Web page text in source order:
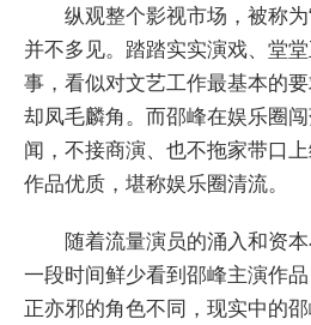
纵观整个影视市场，被称为
并不多见。踏踏实实演戏、堂
事，看似对文艺工作最基本的
却凤毛麟角。而邵峰在娱乐圈
闻，不接商演、也不拖家带口
作品优质，堪称娱乐圈清流。
随着流量演员的涌入和资
一段时间鲜少看到邵峰主演作
正亦邪的角色不同，现实中的